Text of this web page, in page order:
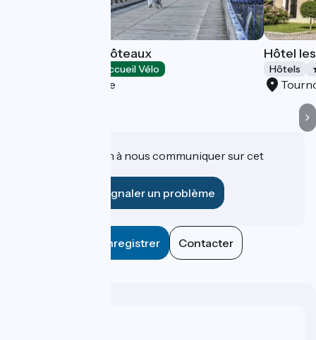
Hôtel les Deux Côteaux
Accueil Vélo
Tain-l'Hermitage
Hôtel
Hôtels
Une information à nous communiquer sur cet
Signaler un problème
Enregistrer Contacter